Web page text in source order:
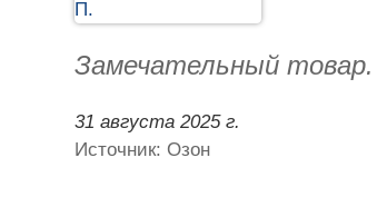
Замечательный
31 августа 2025 г.
Источник: Озон